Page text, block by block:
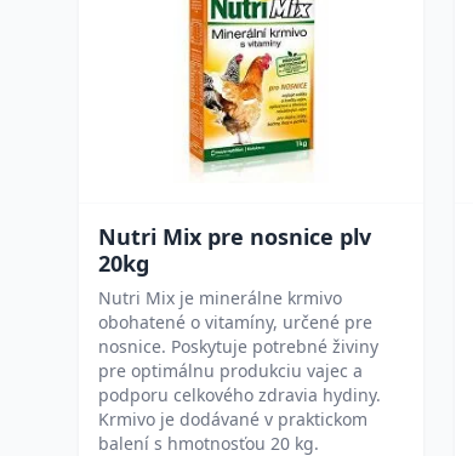
Nutri Mix pre nosnice plv
20kg
Nutri Mix je minerálne krmivo
obohatené o vitamíny, určené pre
nosnice. Poskytuje potrebné živiny
pre optimálnu produkciu vajec a
podporu celkového zdravia hydiny.
Krmivo je dodávané v praktickom
balení s hmotnosťou 20 kg.